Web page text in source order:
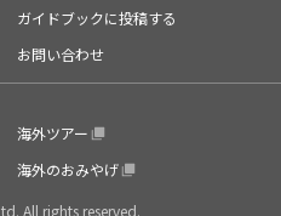
ガイドブックに投稿する
お問い合わせ
海外ツアー
海外のおみやげ
All rights reserved.